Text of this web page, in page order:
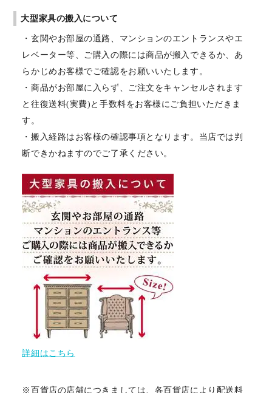
大型家具の搬入について
・玄関やお部屋の通路、マンションのエントランスやエ
レベーター等、ご購入の際には商品が搬入できるか、あ
らかじめお客様でご確認をお願いいたします。
・商品がお部屋に入らず、ご注文をキャンセルされます
と往復送料(実費)と手数料をお客様にご負担いただきま
す。
・搬入経路はお客様の確認事項となります。当店では判
断できかねますのでご了承ください。
詳細はこちら
※百貨店の店舗につきましては、各百貨店により配送料